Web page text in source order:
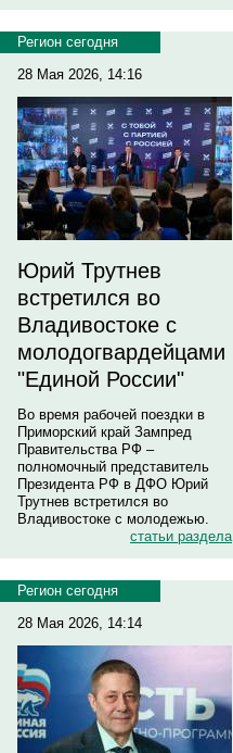
Регион сегодня
28 Мая 2026, 14:16
Юрий Трутнев
встретился во
Владивостоке с
молодогвардейцами
"Единой России"
Во время рабочей поездки в
Приморский край Зампред
Правительства РФ –
полномочный представитель
Президента РФ в ДФО Юрий
Трутнев встретился во
Владивостоке с молодежью.
статьи раздела
Регион сегодня
28 Мая 2026, 14:14